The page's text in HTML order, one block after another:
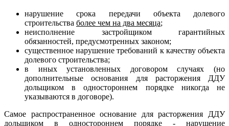
нарушение срока передачи объекта долевого
строительства более чем на два месяца;
неисполнение застройщиком гарантийных
обязанностей, предусмотренных законом;
существенное нарушение требований к качеству объекта
долевого строительства;
в иных установленных договором случаях (но
дополнительные основания для расторжения ДДУ
дольщиком в одностороннем порядке никогда не
указываются в договоре).
Самое распространенное основание для расторжения ДДУ
дольщиком в одностороннем порядке - нарушение